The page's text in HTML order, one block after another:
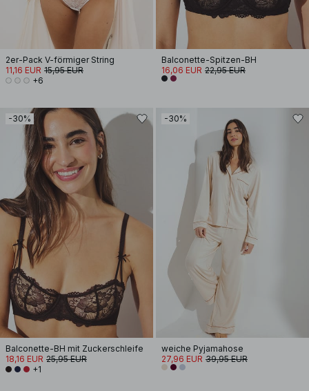
2er-Pack V-förmiger String
11,16 EUR 15,95 EUR
+6
Balconette-Spitzen-BH
16,06 EUR 22,95 EUR
-30%
Balconette-BH mit Zuckerschleife
18,16 EUR 25,95 EUR
+1
-30%
weiche Pyjamahose
27,96 EUR 39,95 EUR